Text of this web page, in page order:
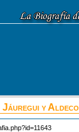
y